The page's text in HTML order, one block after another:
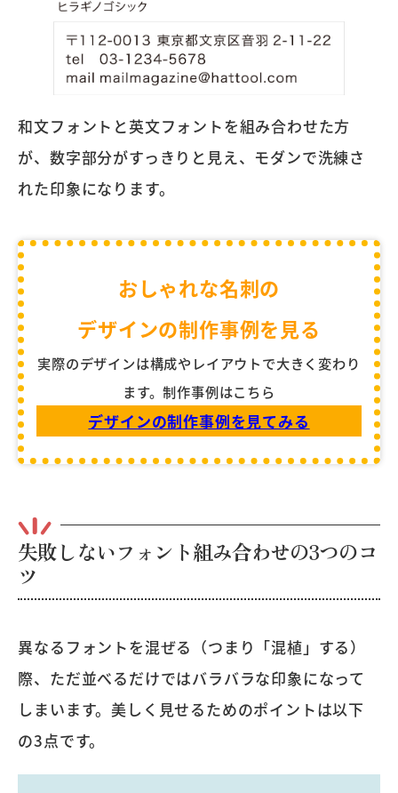
和文フォントと英文フォントを組み合わせた方
が、数字部分がすっきりと見え、モダンで洗練さ
れた印象になります。
おしゃれな名刺の
デザインの制作事例を見る
実際のデザインは構成やレイアウトで大きく変わり
ます。制作事例はこちら
デザインの制作事例を見てみる
失敗しないフォント組み合わせの3つのコ
ツ
異なるフォントを混ぜる（つまり「混植」する）
際、ただ並べるだけではバラバラな印象になって
しまいます。美しく見せるためのポイントは以下
の3点です。